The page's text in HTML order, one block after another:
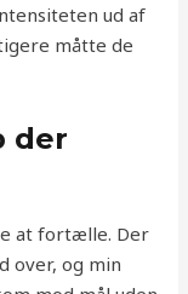
ud af
måtte de
der
at fortælle. Der
over, og min